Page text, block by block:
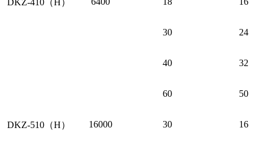
30 24
40 32
60 50
DKZ-510（H） 16000 30 16